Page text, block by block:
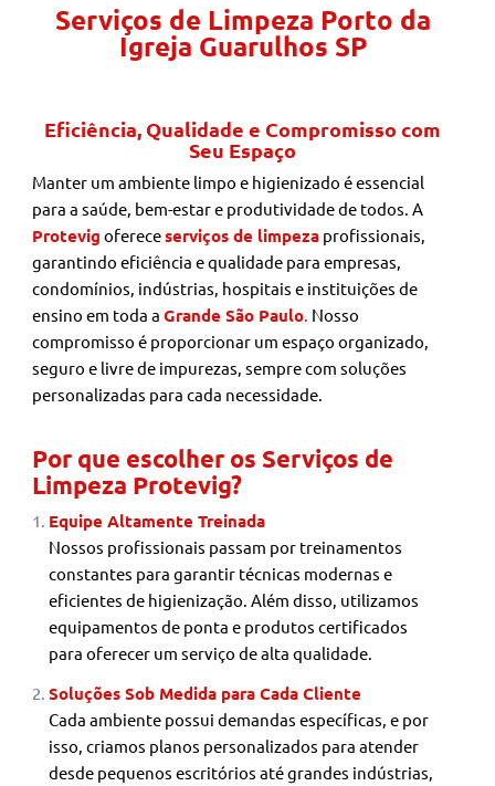
Serviços de Limpeza Porto da
Igreja Guarulhos SP
Eficiência, Qualidade e Compromisso com
Seu Espaço
Manter um ambiente limpo e higienizado é essencial
para a saúde, bem-estar e produtividade de todos. A
Protevig ofereceserviços de limpeza profissionais,
garantindo eficiência e qualidade para empresas,
condomínios, indústrias, hospitais e instituições de
ensino em toda aGrande São Paulo Nosso
compromisso é proporcionar um espaço organizado,
seguro e livre de impurezas, sempre com soluções
personalizadas para cada necessidade.
Por que escolher os Serviços de
Limpeza Protevig?
Equipe Altamente Treinada
Nossos profissionais passam por treinamentos
constantes para garantir técnicas modernas e
eficientes de higienização. Além disso, utilizamos
equipamentos de ponta e produtos certificados
para oferecer um serviço de alta qualidade.
Soluções Sob Medida para Cada Cliente
Cada ambiente possui demandas específicas, e por
isso, criamos planos personalizados para atender
desde pequenos escritórios até grandes indústrias,